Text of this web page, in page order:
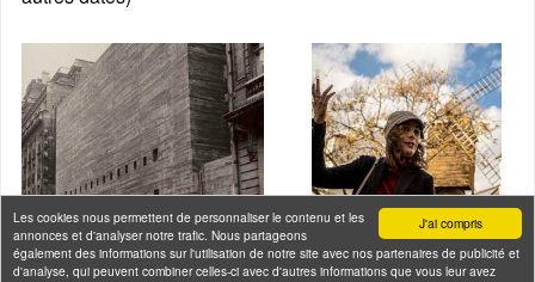
J'ai compris
Les cookies nous permettent de personnaliser le contenu et les
annonces et d'analyser notre trafic. Nous partageons
également des informations sur l'utilisation de notre site avec nos partenaires de publicité et
d'analyse, qui peuvent combiner celles-ci avec d'autres informations que vous leur avez
Montmartre en
chansons